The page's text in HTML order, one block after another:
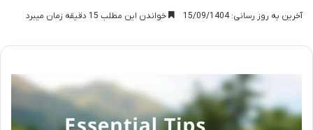
آخرین به روز رسانی: 15/09/1404 خواندن این مطلب 15 دقیقه زمان میبرد